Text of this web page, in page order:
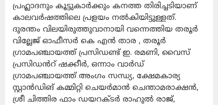
പ്രഹ്ലാദനും കൂട്ടുകാർക്കും കനത്ത തിരിച്ചടിയാണ്
കാലവർഷത്തിലെ പ്രളയം നൽകിയിട്ടുള്ളത്.
ദുരന്തം വിലയിരുത്തുവാനായി വന്നെത്തിയ തരൂർ
വില്ലേജ് ഓഫീസർ കെ എൻ താര , തരൂർ
ഗ്രാമപഞ്ചായത്ത് പ്രസിഡണ്ട് ഇ. രമണി, വൈസ്
പ്രസിഡൻറ് ഷക്കീർ, ഒന്നാം വാർഡ്
ഗ്രാമപഞ്ചായത്ത് അംഗം സന്ധ്യ, ക്ഷേമകാര്യ
സ്റ്റാൻഡിങ് കമ്മിറ്റി ചെയർമാൻ ചെന്താമരാക്ഷൻ,
ശ്രീ ചിത്തിര ഫാം ഡയറക്ടർ രാഹുൽ രാജ്,